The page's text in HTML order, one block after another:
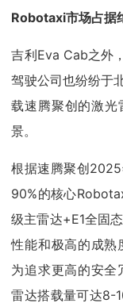
Robotaxi市场占据
吉利Eva Cab之外
驾驶公司也纷纷于
载速腾聚创的激光
景。
根据速腾聚创
90%的核心
级主雷达+E1全固
性能和极高的成熟
为追求更高的安
雷达搭载量可达8-